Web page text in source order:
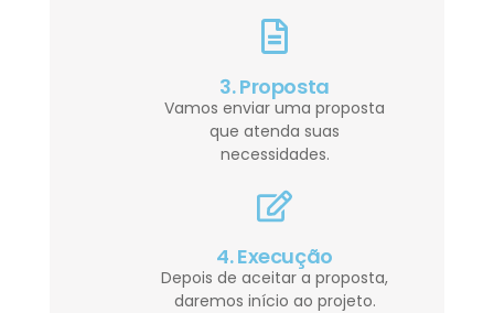
3. Proposta
Vamos enviar uma proposta
que atenda suas
necessidades.
4. Execução
Depois de aceitar a proposta,
daremos início ao projeto.